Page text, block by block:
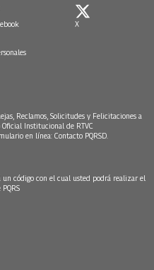
X
Reclamos, Solicitudes y Felicitaciones a
Institucional de RTVC
en línea: Contacto PQRSD.
código con el cual usted podrá realizar el